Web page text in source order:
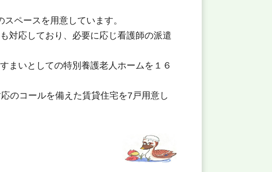
ペースを用意しています。
対応しており、必要に応じ看護師の派遣
まいとしての特別養護老人ホームを１６
のコールを備えた賃貸住宅を7戸用意し